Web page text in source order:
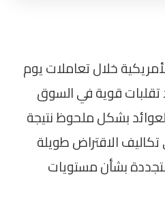
خلال تعاملات يوم
قوية في السوق
بشكل ملحوظ نتيجة
الاقتراض طويلة
بشأن مستويات